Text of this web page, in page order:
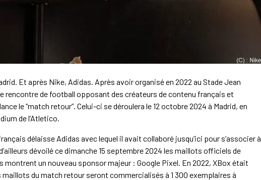
Et après Nike, Adidas. Après avoir organisé en 2022 au Stade Jean
rencontre de football opposant des créateurs de contenu français et
le “match retour”. Celui-ci se déroulera le 12 octobre 2024 à Madrid, en
de l’Atletico.
délaisse Adidas avec lequel il avait collaboré jusqu’ici pour s’associer à
dévoilé ce dimanche 15 septembre 2024 les maillots officiels de
montrent un nouveau sponsor majeur : Google Pixel. En 2022, XBox était
du match retour seront commercialisés à 1 300 exemplaires à